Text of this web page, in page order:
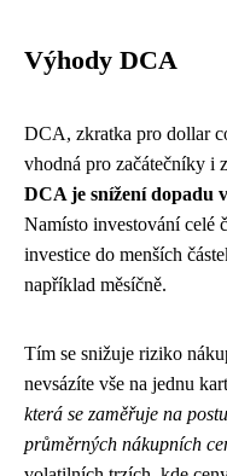
Výhody DCA
DCA, zkratka pro dollar
vhodná pro začátečníky i
DCA je snížení dopadu
Namísto investování celé
investice do menších
například měsíčně.
Tím se snižuje riziko
nevsázíte vše na jednu
která se zaměřuje na
průměrných nákupních